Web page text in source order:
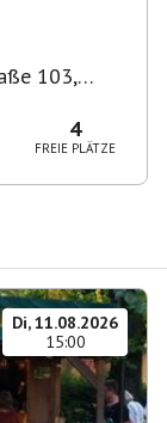
103,
4
FREIE PLÄTZE
Di, 11.08.2026
15:00